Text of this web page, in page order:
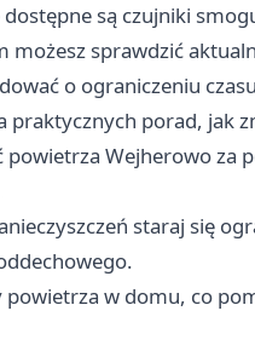
dostępne są czujniki
możesz sprawdzić
o ograniczeniu
porad, jak
powietrza Wejherowo
staraj się
powietrza w domu, co